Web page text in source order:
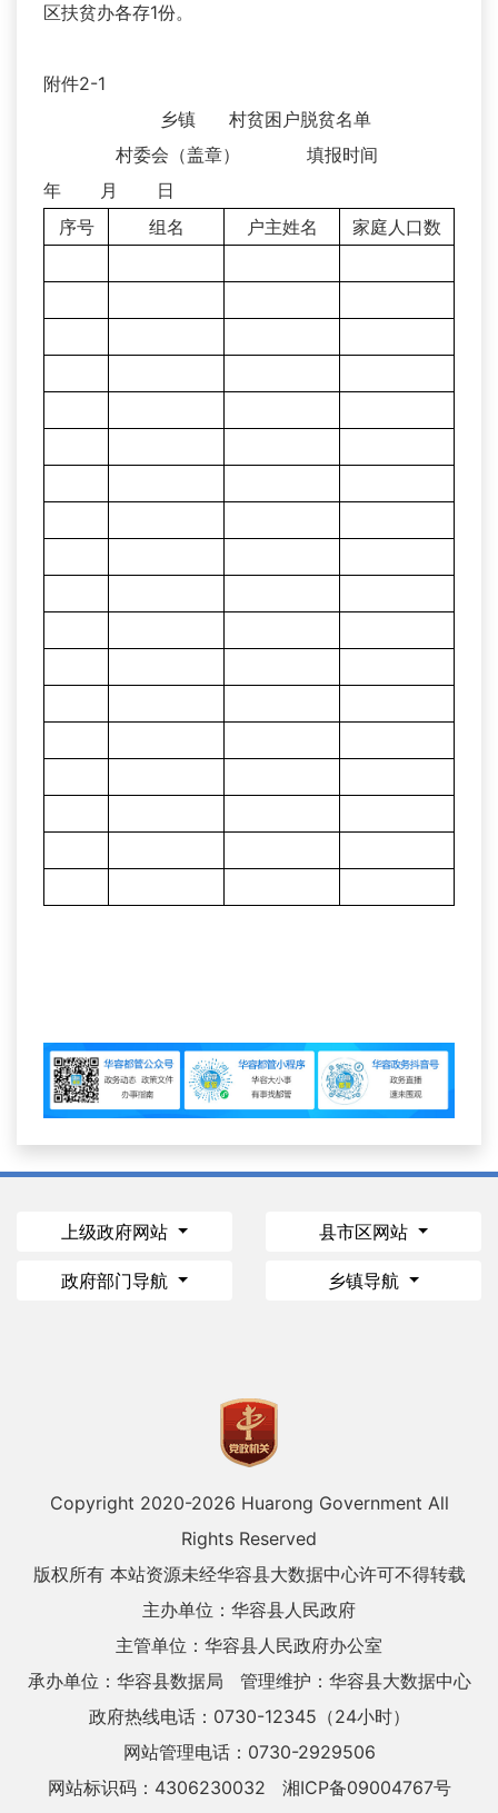
区扶贫办各存1份。
附件2-1
乡镇 村贫困户脱贫名单
村委会（盖章） 填报时间
年 月 日
序号
组名 户主姓名 家庭人口数
上级政府网站 县市区网站
政府部门导航 乡镇导航
Copyright 2020-2026 Huarong Government All
Rights Reserved
版权所有 本站资源未经华容县大数据中心许可不得转载
主办单位：华容县人民政府
主管单位：华容县人民政府办公室
承办单位：华容县数据局
管理维护：华容县大数据中心
政府热线电话：0730-12345（24小时）
网站管理电话：0730-2929506
网站标识码：4306230032
湘ICP备09004767号